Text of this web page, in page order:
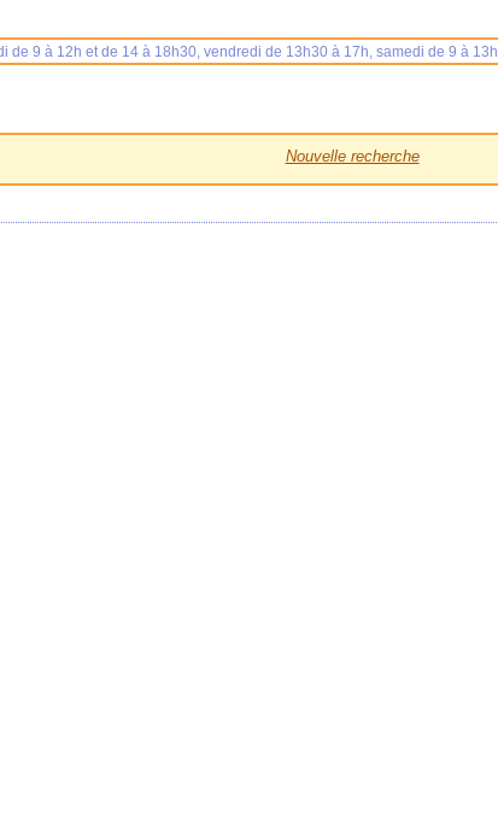
Nouvelle recherche
de 9 à 12h et de 14 à 18h30, vendredi de 13h30 à 17h, samedi de 9 à 13h.